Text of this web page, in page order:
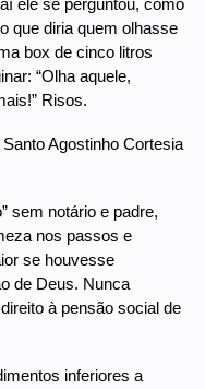
ele se perguntou, como
que diria quem olhasse
box de cinco litros
“Olha aquele,
Risos.
Agostinho Cortesia
sem notário e padre,
nos passos e
se houvesse
de Deus. Nunca
à pensão social de
inferiores a